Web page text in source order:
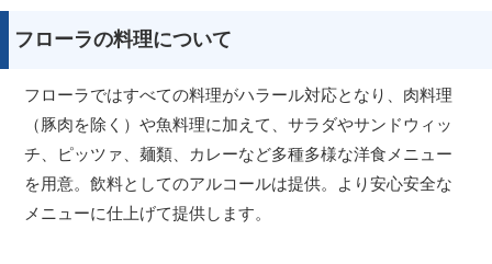
フローラの料理について
フローラではすべての料理がハラール対応となり、肉料理
（豚肉を除く）や魚料理に加えて、サラダやサンドウィッ
チ、ピッツァ、麺類、カレーなど多種多様な洋食メニュー
を用意。飲料としてのアルコールは提供。より安心安全な
メニューに仕上げて提供します。